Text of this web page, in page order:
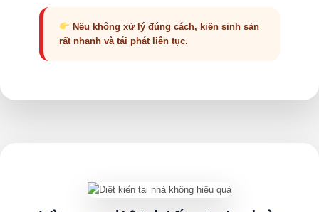
Nếu không xử lý đúng cách, kiến sinh sản
rất nhanh và tái phát liên tục.